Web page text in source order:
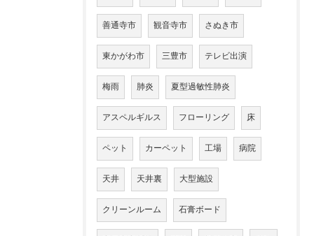
善通寺市 観音寺市 さぬき市
東かがわ市 三豊市 テレビ出演
梅雨 肺炎 夏型過敏性肺炎
アスペルギルス フローリング 床
ペット カーペット 工場 病院
天井 天井裏 大型施設
クリーンルーム 石膏ボード